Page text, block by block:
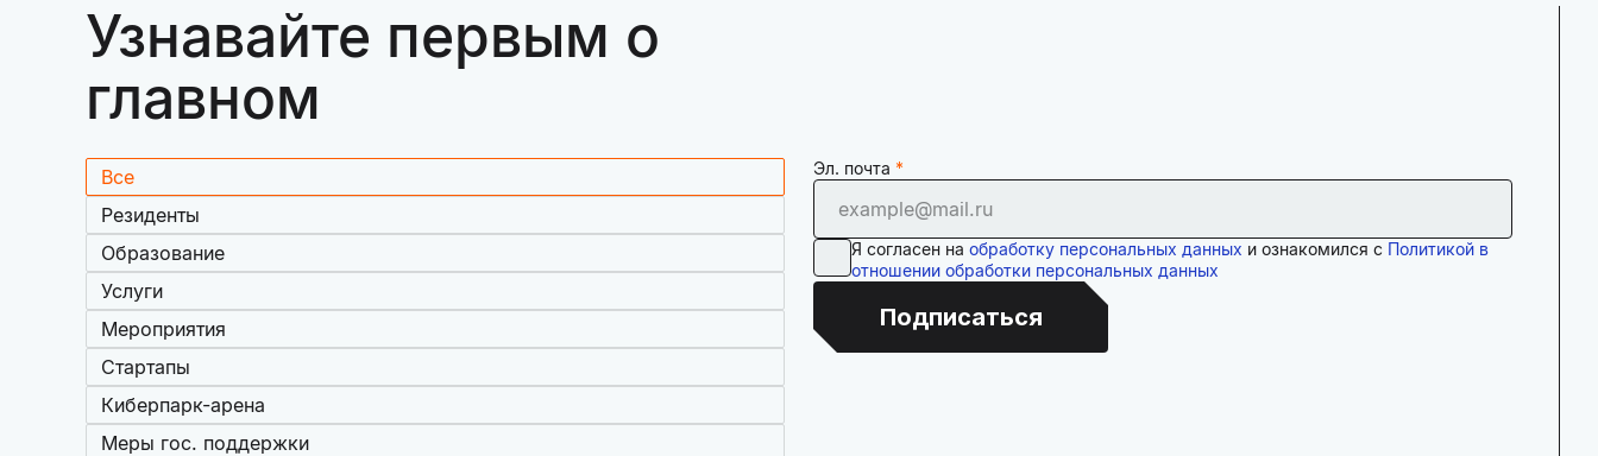
Узнавайте первым о
главном
Все
Резиденты
Образование
Услуги
Мероприятия
Стартапы
Киберпарк-арена
Меры гос. поддержки
Эл. почта
Я согласен на обработку персональных данных и ознакомился с Политикой в
отношении обработки персональных данных
Подписаться